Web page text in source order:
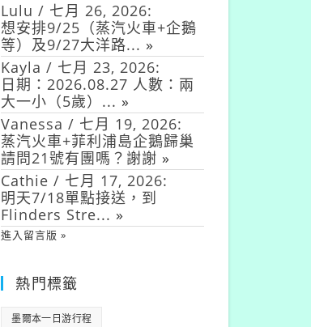
Lulu / 七月 26, 2026:
想安排9/25（蒸汽火車+企鵝
等）及9/27大洋路... »
Kayla / 七月 23, 2026:
日期：2026.08.27 人數：兩
大一小（5歲）... »
Vanessa / 七月 19, 2026:
蒸汽火車+菲利浦島企鵝歸巢
請問21號有團嗎？謝謝 »
Cathie / 七月 17, 2026:
明天7/18單點接送，到
Flinders Stre... »
進入留言版 »
熱門標籤
墨爾本一日游行程